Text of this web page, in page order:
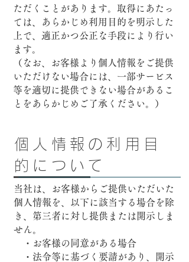
ただくことがあります。取得にあたっ
ては、あらかじめ利用目的を明示した
上で、適正かつ公正な手段により行い
ます。
（なお、お客様より個人情報をご提供
いただけない場合には、一部サービス
等を適切に提供できない場合があるこ
とをあらかじめご了承ください。）
個人情報の利用目
的について
当社は、お客様からご提供いただいた
個人情報を、以下に該当する場合を除
き、第三者に対し提供または開示しま
せん。
・お客様の同意がある場合
・法令等に基づく要請があり、開示